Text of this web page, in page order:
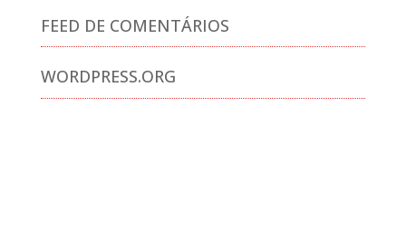
FEED DE COMENTÁRIOS
WORDPRESS.ORG